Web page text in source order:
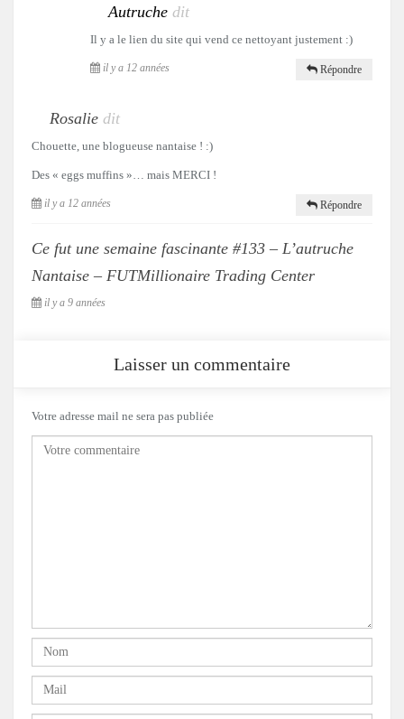
Autruche dit
Il y a le lien du site qui vend ce nettoyant justement :)
il y a 12 années Répondre
Rosalie dit
Chouette, une blogueuse nantaise ! :)
Des « eggs muffins »… mais MERCI !
il y a 12 années Répondre
Ce fut une semaine fascinante #133 – L’autruche
Nantaise – FUTMillionaire Trading Center
il y a 9 années
Laisser un commentaire
Votre adresse mail ne sera pas publiée